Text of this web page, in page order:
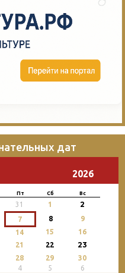
дат
2026
Пт Сб Вс
31 1 2
7 8
9
14 15
16
21 22 23
28 29
30
4 5 6